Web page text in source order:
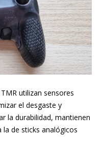
utilizan sensores
el desgaste y
la durabilidad, mantienen
de sticks analógicos